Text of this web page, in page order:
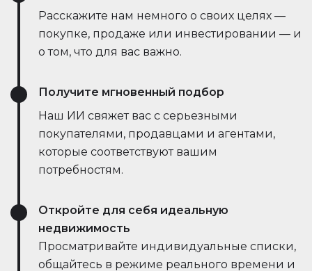
Расскажите нам немного о своих целях —
покупке, продаже или инвестировании — и
о том, что для вас важно.
Получите мгновенный подбор
Наш ИИ свяжет вас с серьезными
покупателями, продавцами и агентами,
которые соответствуют вашим
потребностям.
Откройте для себя идеальную
недвижимость
Просматривайте индивидуальные списки,
общайтесь в режиме реального времени и